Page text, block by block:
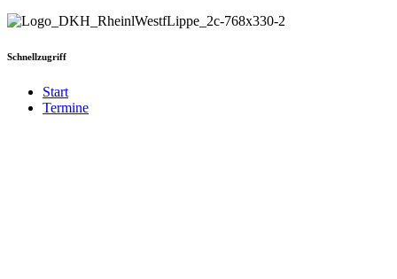
Schnellzugriff
Start
Termine